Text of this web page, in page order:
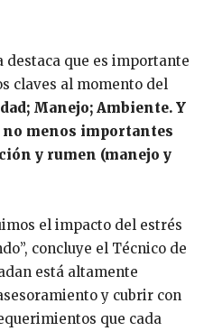
que es importante
claves al momento del
Manejo; Ambiente. Y
menos importantes
y rumen (manejo y
el impacto del estrés
concluye el Técnico de
está altamente
y cubrir con
que cada